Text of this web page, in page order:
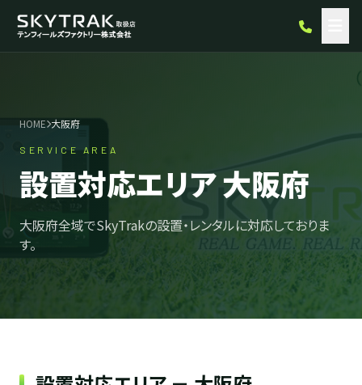
HOME 大阪府
SERVICE AREA
設置対応エリア 大阪府
大阪府全域でSkyTrakの設置・レンタルに対応しておりま
す。